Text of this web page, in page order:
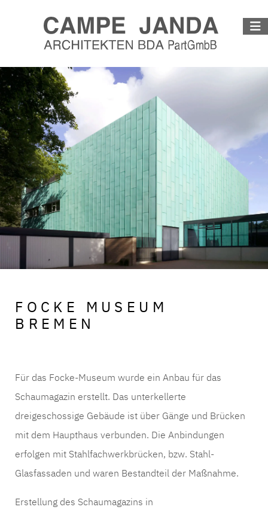
FOCKE MUSEUM
BREMEN
Für das Focke-Museum wurde ein Anbau für das
Schaumagazin erstellt. Das unterkellerte
dreigeschossige Gebäude ist über Gänge und Brücken
mit dem Haupthaus verbunden. Die Anbindungen
erfolgen mit Stahlfachwerkbrücken, bzw. Stahl-
Glasfassaden und waren Bestandteil der Maßnahme.
Erstellung des Schaumagazins in